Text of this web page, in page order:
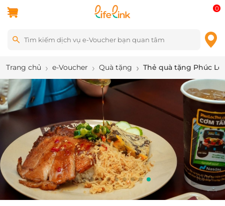
0
Trang chủ e-Voucher Quà tặng Thẻ quà tặng Phúc
10/10